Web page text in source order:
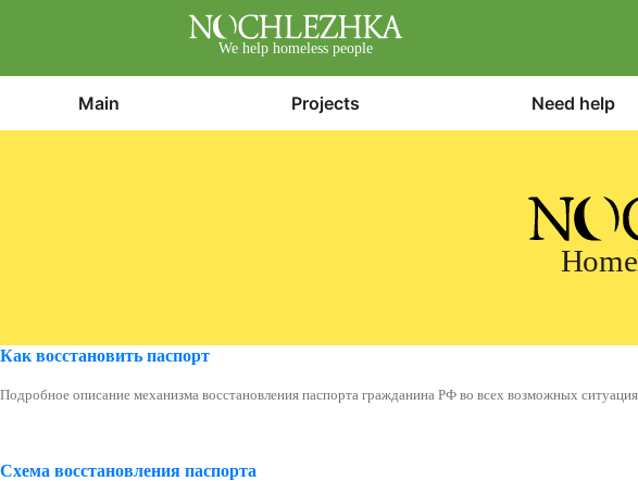
We help homeless people
Main Projects Need help
Как восстановить паспорт
Подробное описание механизма восстановления паспорта гражданина РФ во всех возможных
Схема восстановления паспорта